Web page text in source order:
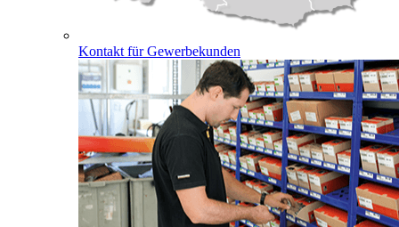
Kontakt für Gewerbekunden